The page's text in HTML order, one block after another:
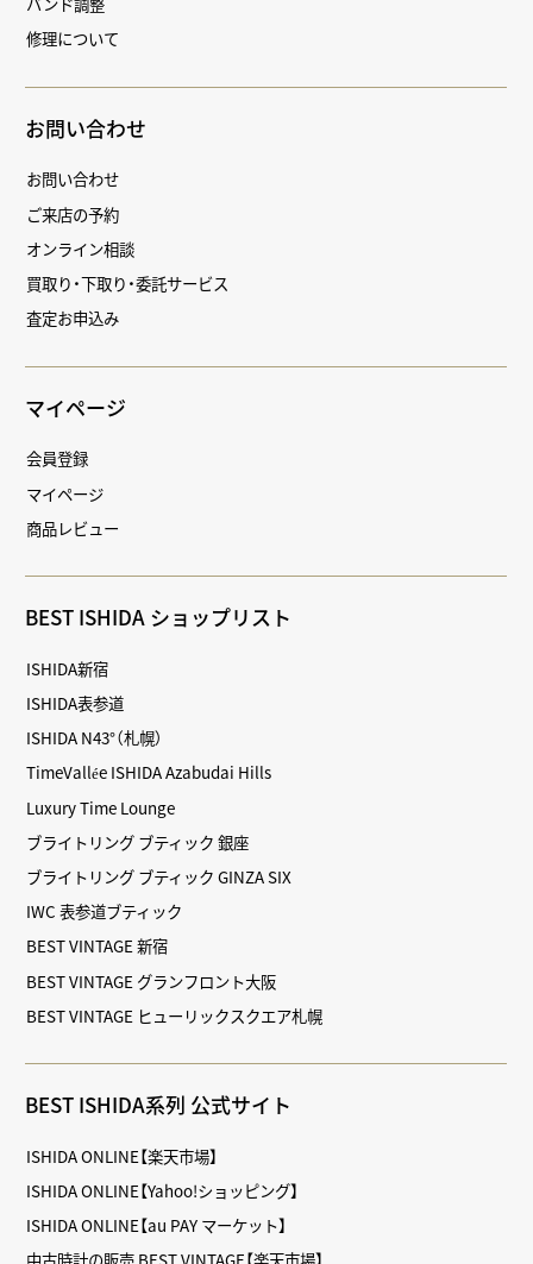
修理について
お問い合わせ
お問い合わせ
ご来店の予約
オンライン相談
買取り・下取り・委託サービス
査定お申込み
マイページ
会員登録
マイページ
商品レビュー
BEST ISHIDA ショップリスト
ISHIDA新宿
ISHIDA表参道
ISHIDA N43°（札幌）
TimeVallée ISHIDA Azabudai Hills
Luxury Time Lounge
ブライトリング ブティック 銀座
ブライトリング ブティック GINZA SIX
IWC 表参道ブティック
BEST VINTAGE 新宿
BEST VINTAGE グランフロント大阪
BEST VINTAGE ヒューリックスクエア札幌
BEST ISHIDA系列 公式サイト
ISHIDA ONLINE【楽天市場】
ISHIDA ONLINE【Yahoo!ショッピング】
ISHIDA ONLINE【au PAY マーケット】